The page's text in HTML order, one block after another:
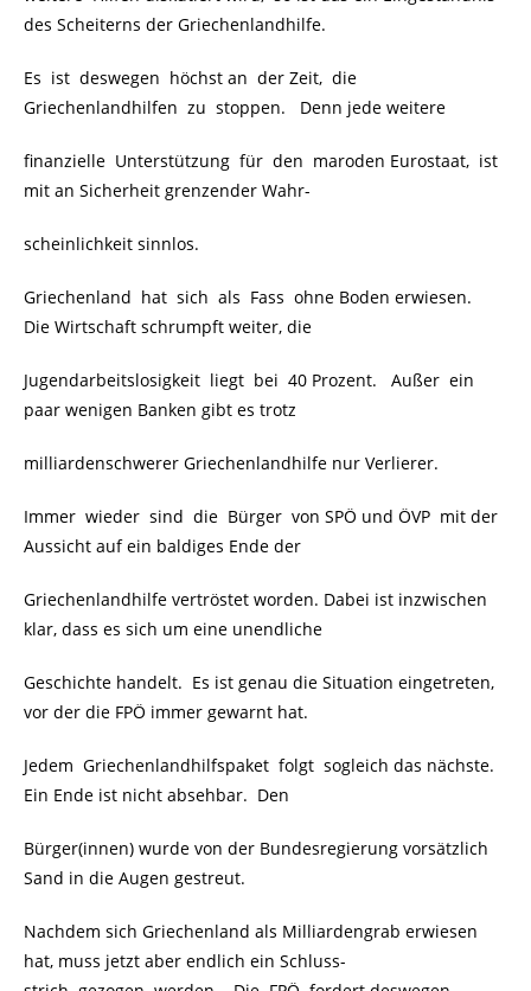
des Scheiterns der Griechenlandhilfe.
Es ist deswegen höchst an der Zeit, die
Griechenlandhilfen zu stoppen. Denn jede weitere
finanzielle Unterstützung für den maroden Eurostaat, ist
mit an Sicherheit grenzender Wahr-
scheinlichkeit sinnlos.
Griechenland hat sich als Fass ohne Boden erwiesen.
Die Wirtschaft schrumpft weiter, die
Jugendarbeitslosigkeit liegt bei 40 Prozent. Außer ein
paar wenigen Banken gibt es trotz
milliardenschwerer Griechenlandhilfe nur Verlierer.
Immer wieder sind die Bürger von SPÖ und ÖVP mit der
Aussicht auf ein baldiges Ende der
Griechenlandhilfe vertröstet worden. Dabei ist inzwischen
klar, dass es sich um eine unendliche
Geschichte handelt. Es ist genau die Situation eingetreten,
vor der die FPÖ immer gewarnt hat.
Jedem Griechenlandhilfspaket folgt sogleich das nächste.
Ein Ende ist nicht absehbar. Den
Bürger(innen) wurde von der Bundesregierung vorsätzlich
Sand in die Augen gestreut.
Nachdem sich Griechenland als Milliardengrab erwiesen
hat, muss jetzt aber endlich ein Schluss-